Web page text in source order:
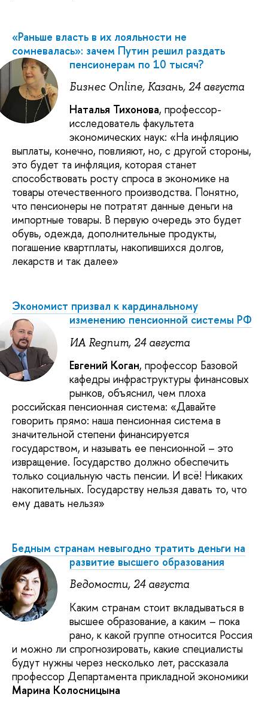
«Раньше власть в их лояльности не
сомневалась»: зачем Путин решил раздать
пенсионерам по 10 тысяч?
Бизнес Online, Казань, 24 августа
Наталья Тихонова, профессор-
исследователь факультета
экономических наук: «На инфляцию
выплаты, конечно, повлияют, но, с другой стороны,
это будет та инфляция, которая станет
способствовать росту спроса в экономике на
товары отечественного производства. Понятно,
что пенсионеры не потратят данные деньги на
импортные товары. В первую очередь это будет
обувь, одежда, дополнительные продукты,
погашение квартплаты, накопившихся долгов,
лекарств и так далее»
Экономист призвал к кардинальному
изменению пенсионной системы РФ
ИА Regnum, 24 августа
Евгений Коган, профессор Базовой
кафедры инфраструктуры финансовых
рынков, объяснил, чем плоха
российская пенсионная система: «Давайте
говорить прямо: наша пенсионная система в
значительной степени финансируется
государством, и называть ее пенсионной – это
извращение. Государство должно обеспечить
только социальную часть пенсии. И всё! Никаких
накопительных. Государству нельзя давать то, что
ему давать нельзя»
Бедным странам невыгодно тратить деньги на
развитие высшего образования
Ведомости, 24 августа
Каким странам стоит вкладываться в
высшее образование, а каким – пока
рано, к какой группе относится Россия
и можно ли спрогнозировать, какие специалисты
будут нужны через несколько лет, рассказала
профессор Департамента прикладной экономики
Марина Колосницына